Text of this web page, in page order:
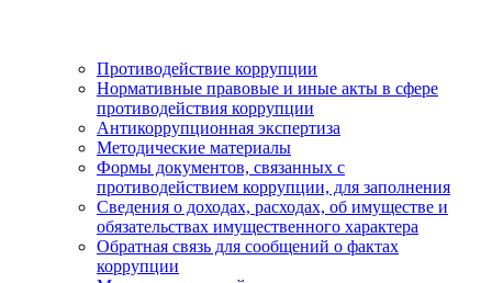
Противодействие коррупции
Нормативные правовые и иные акты в сфере
противодействия коррупции
Антикоррупционная экспертиза
Методические материалы
Формы документов, связанных с
противодействием коррупции, для заполнения
Сведения о доходах, расходах, об имуществе и
обязательствах имущественного характера
Обратная связь для сообщений о фактах
коррупции